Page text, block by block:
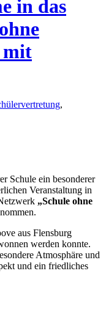
in das
mit
,
Schule ein besonderer
Veranstaltung in
„Schule ohne
aus Flensburg
werden konnte.
Atmosphäre und
und ein friedliches